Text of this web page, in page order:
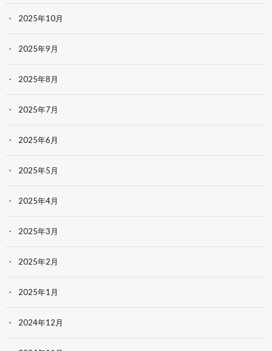
2025年10月
2025年9月
2025年8月
2025年7月
2025年6月
2025年5月
2025年4月
2025年3月
2025年2月
2025年1月
2024年12月